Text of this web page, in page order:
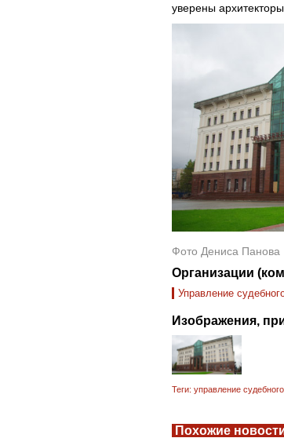
уверены архитекторы.
Фото Дениса Панова
Организации
Управление
Изображения,
Теги: управление
Похожие